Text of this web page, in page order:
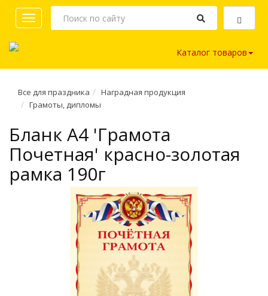
Toggle
navigation
Каталог товаров
Все для праздника
Наградная продукция
Грамоты, дипломы
Бланк A4 'Грамота
Почетная' красно-золотая
рамка 190г